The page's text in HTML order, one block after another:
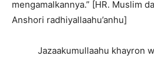
mengamalkannya.” [HR. Muslim
Anshori radhiyallaahu’anhu]
Jazaakumullaahu khayron